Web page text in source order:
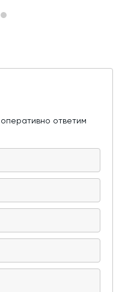
ответим